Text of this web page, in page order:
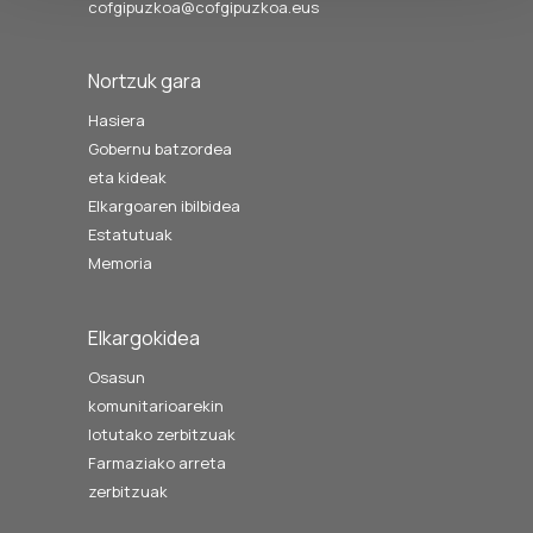
cofgipuzkoa@cofgipuzkoa.eus
Nortzuk gara
Hasiera
Gobernu batzordea
eta kideak
Elkargoaren ibilbidea
Estatutuak
Memoria
Elkargokidea
Osasun
komunitarioarekin
lotutako zerbitzuak
Farmaziako arreta
zerbitzuak